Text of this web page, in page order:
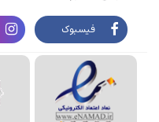
فیسبوک